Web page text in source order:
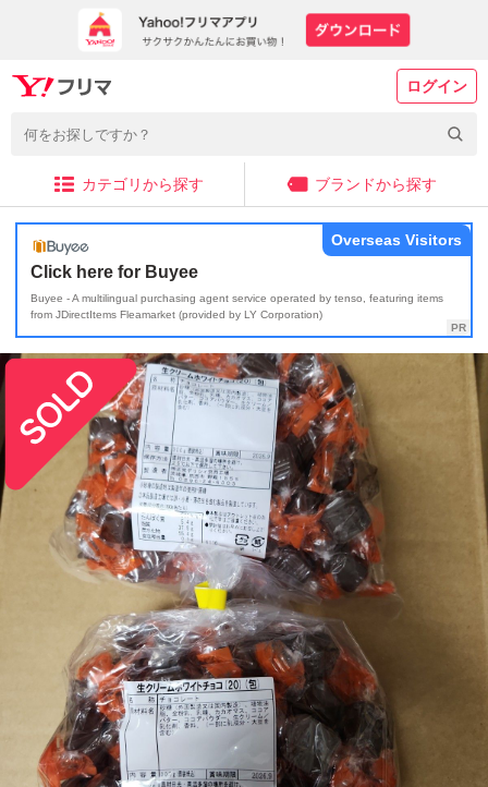
ログイン
カテゴリから探す ブランドから探す
Click here for Buyee
Buyee - A multilingual purchasing agent service operated by tenso, featuring items
from JDirectItems Fleamarket (provided by LY Corporation)
Overseas Visitors